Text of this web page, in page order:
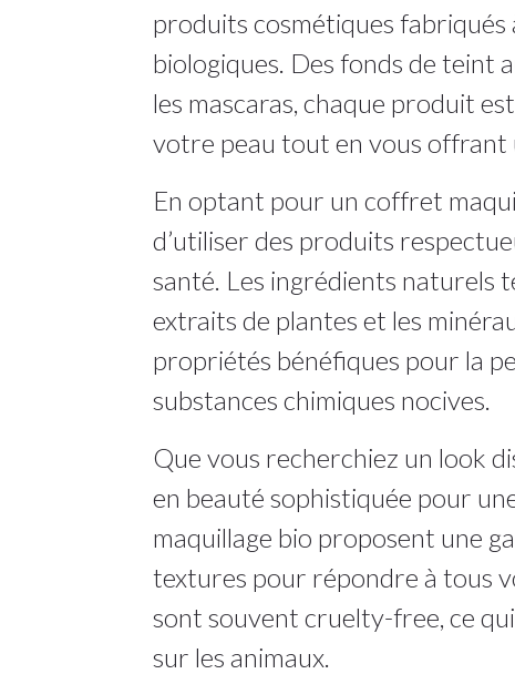
produits cosmétiques
biologiques. Des fonds de teint
les mascaras, chaque produit
votre peau tout en vous offrant
En optant pour un coffret
d’utiliser des produits
santé. Les ingrédients naturels
extraits de plantes et les
propriétés bénéfiques pour la
substances chimiques nocives.
Que vous recherchiez un look
en beauté sophistiquée pour
maquillage bio proposent une
textures pour répondre à tous
sont souvent cruelty-free, ce
sur les animaux.